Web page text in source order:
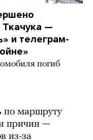
—
и телеграм-
погиб
по маршруту
причин —
из-за